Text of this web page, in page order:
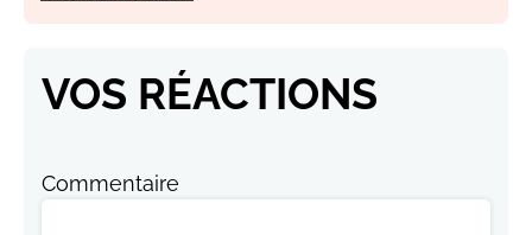
VOS RÉACTIONS
Commentaire